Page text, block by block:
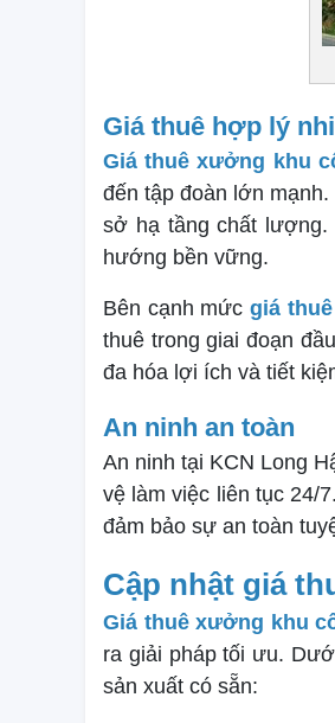
Giá thuê hợp lý
Giá thuê xưởng khu
đến tập đoàn lớn
sở hạ tầng chất lượng.
hướng bền vững.
Bên cạnh mứcgiá
thuê trong giai đoạn
đa hóa lợi ích và tiết
An ninh an toàn
An ninh tại KCN Long
vệ làm việc liên tục 24/
đảm bảo sự an toàn
Cập nhật giá
Giá thuê xưởng khu
ra giải pháp tối ưu.
sản xuất có sẵn: